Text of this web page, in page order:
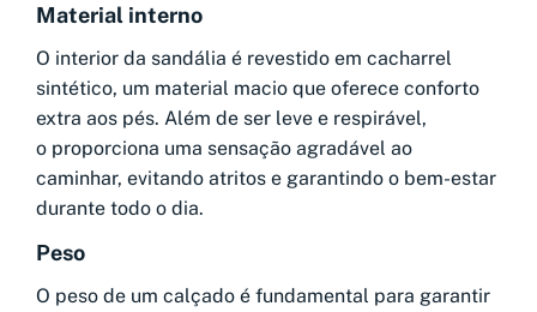
Material interno
O interior da sandália é revestido em cacharrel
sintético, um material macio que oferece conforto
extra aos pés. Além de ser leve e respirável,
o proporciona uma sensação agradável ao
caminhar, evitando atritos e garantindo o bem-estar
durante todo o dia.
Peso
O peso de um calçado é fundamental para garantir